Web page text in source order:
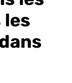
les